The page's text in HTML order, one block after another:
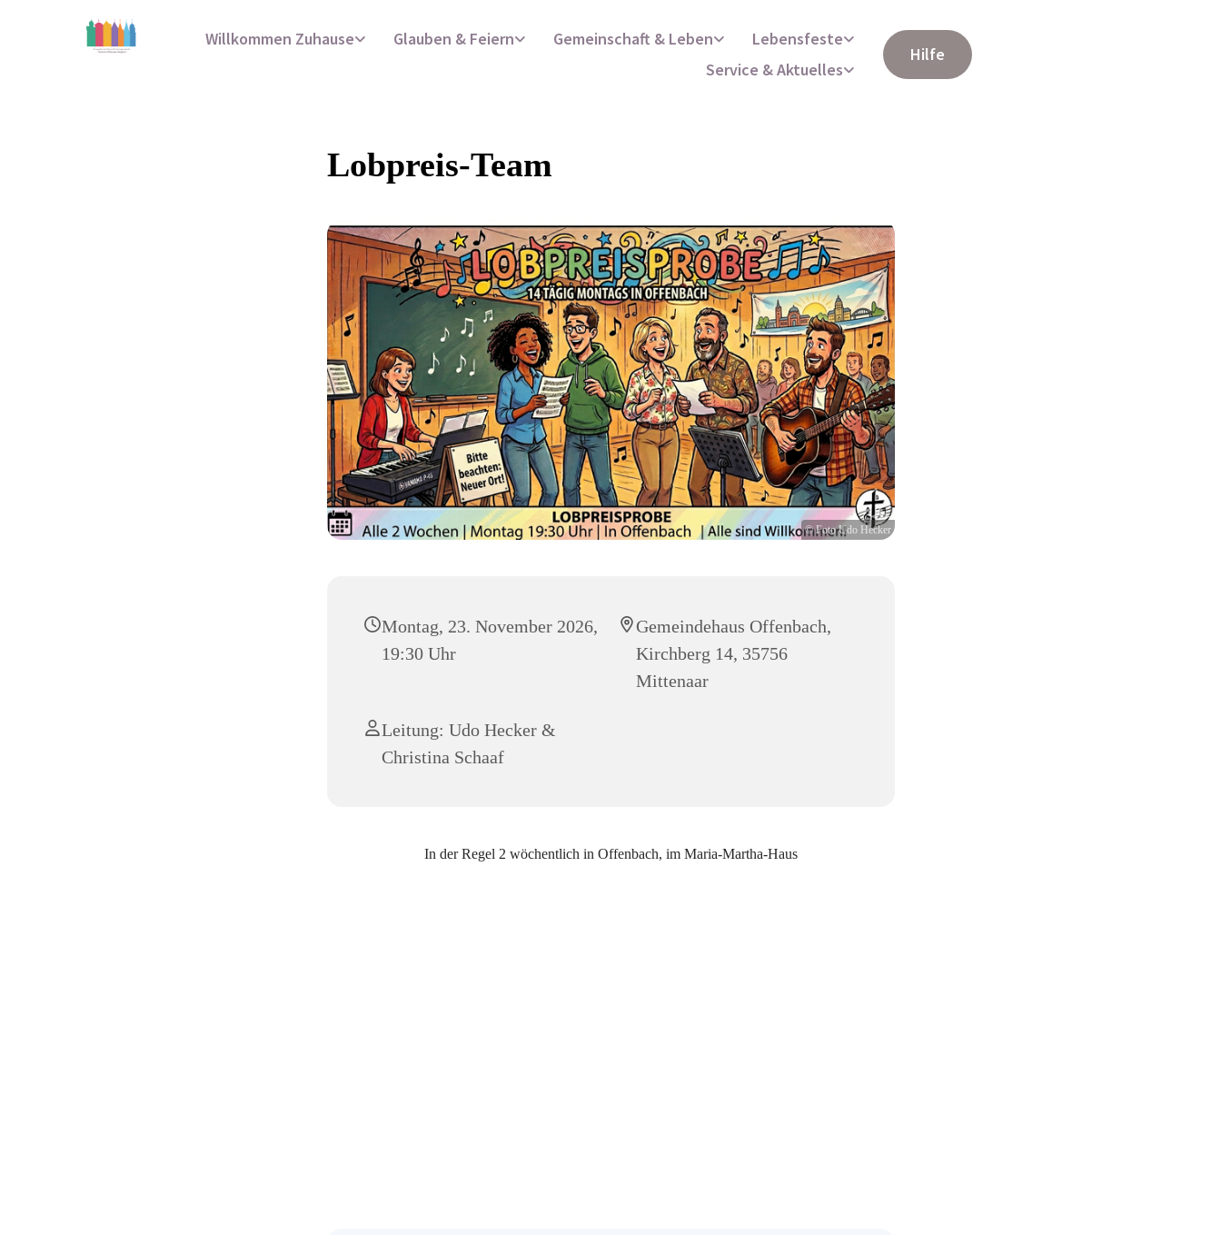
Willkommen Zuhause Glauben & Feiern Gemeinschaft & Leben
Lebensfeste
Service & Aktuelles
Hilfe
Lobpreis-Team
© Foto Udo Hecker
Montag, 23. November 2026,
19:30 Uhr
Gemeindehaus Offenbach,
Kirchberg 14, 35756
Mittenaar
Leitung: Udo Hecker &
Christina Schaaf
In der Regel 2 wöchentlich in Offenbach, im Maria-Martha-Haus